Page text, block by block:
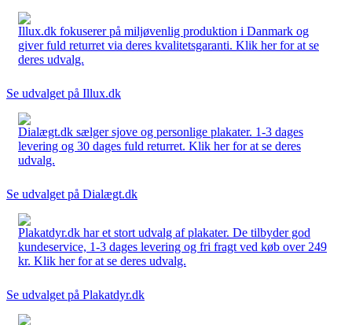
Illux.dk fokuserer på miljøvenlig produktion i Danmark og
giver fuld returret via deres kvalitetsgaranti. Klik her for at se
deres udvalg.
Se udvalget på Illux.dk
Dialægt.dk sælger sjove og personlige plakater. 1-3 dages
levering og 30 dages fuld returret. Klik her for at se deres
udvalg.
Se udvalget på Dialægt.dk
Plakatdyr.dk har et stort udvalg af plakater. De tilbyder god
kundeservice, 1-3 dages levering og fri fragt ved køb over 249
kr. Klik her for at se deres udvalg.
Se udvalget på Plakatdyr.dk